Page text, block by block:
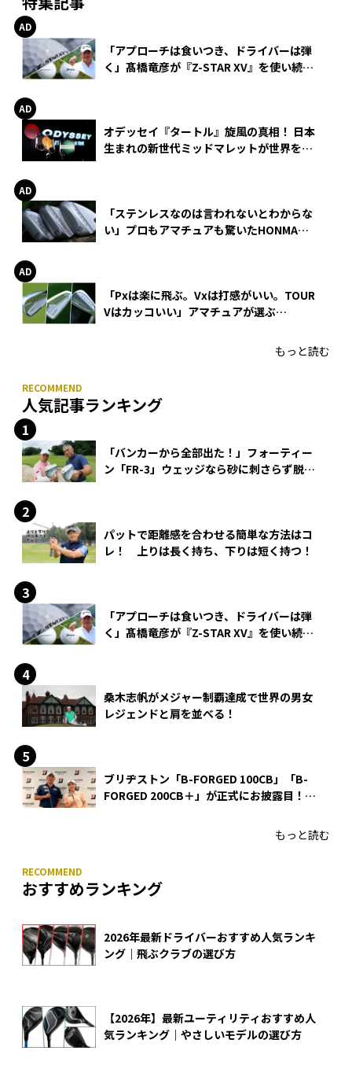
「アプローチは食いつき、ドライバーは弾
く」髙橋竜彦が『Z-STAR XV』を使い続け
オデッセイ『タートル』旋風の真相！ 日本
生まれの新世代ミッドマレットが世界を席
「ステンレスなのは言われないとわからな
い」プロもアマチュアも驚いたHONMA
「Pxは楽に飛ぶ。Vxは打感がいい。TOUR
Vはカッコいい」アマチュアが選ぶ
もっと読む
人気記事ランキング
「バンカーから全部出た！」フォーティー
ン「FR-3」ウェッジなら砂に刺さらず脱出
パットで距離感を合わせる簡単な方法はコ
レ！ 上りは長く持ち、下りは短く持つ！
「アプローチは食いつき、ドライバーは弾
く」髙橋竜彦が『Z-STAR XV』を使い続け
桑木志帆がメジャー制覇達成で世界の男女
レジェンドと肩を並べる！
ブリヂストン「B-FORGED 100CB」「B-
FORGED 200CB＋」が正式にお披露目！
もっと読む
おすすめランキング
2026年最新ドライバーおすすめ人気ランキ
ング｜飛ぶクラブの選び方
【2026年】最新ユーティリティおすすめ人
気ランキング｜やさしいモデルの選び方